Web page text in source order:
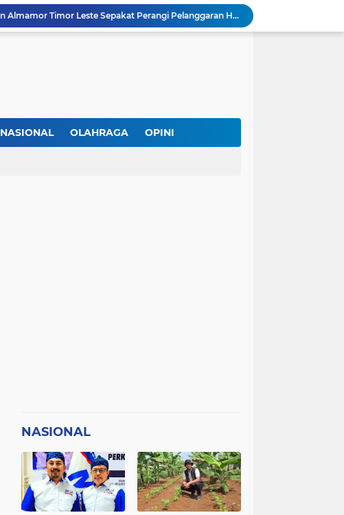
PAPPRI NTT Dan Almamor Timor Leste Sepakat Perangi Pelanggaran Hak Cipta Lagu
Wacana Seragam, Pangkat dan Lencana Advokat: Perkuat Martabat di Sistem Peradilan Indonesia
Andre Lado Desak Penyidik Profesional Usut Dugaan Pencurian oleh Oknum Kepala SPV Collector BFI Kupang
DPC PERADI Oelamasi dan Universitas Katolik Widya Mandira Kupang Resmi Tutup PKPA Angkatan II
NASIONAL OLAHRAGA OPINI
NASIONAL